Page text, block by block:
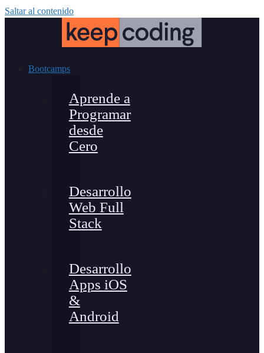
Saltar al contenido
Bootcamps
Aprende a
Programar
desde
Cero
Desarrollo
Web Full
Stack
Desarrollo
Apps iOS
&
Android